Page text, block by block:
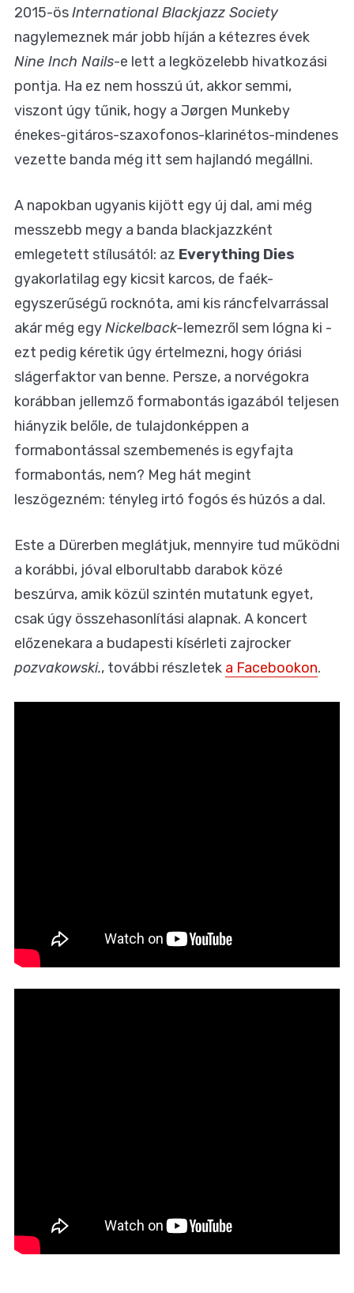
2015-ösInternational Blackjazz Society
nagylemeznek már jobb híján a kétezres évek
Nine Inch Nails-e lett a legközelebb hivatkozási
pontja. Ha ez nem hosszú út, akkor semmi,
viszont úgy tűnik, hogy a Jørgen Munkeby
énekes-gitáros-szaxofonos-klarinétos-mindenes
vezette banda még itt sem hajlandó megállni.
A napokban ugyanis kijött egy új dal, ami még
messzebb megy a banda blackjazzként
emlegetett stílusától: az Everything Dies
gyakorlatilag egy kicsit karcos, de faék-
egyszerűségű rocknóta, ami kis ráncfelvarrással
akár még egyNickelback-lemezről sem lógna ki -
ezt pedig kéretik úgy értelmezni, hogy óriási
slágerfaktor van benne. Persze, a norvégokra
korábban jellemző formabontás igazából teljesen
hiányzik belőle, de tulajdonképpen a
formabontással szembemenés is egyfajta
formabontás, nem? Meg hát megint
leszögezném: tényleg irtó fogós és húzós a dal.
Este a Dürerben meglátjuk, mennyire tud működni
a korábbi, jóval elborultabb darabok közé
beszúrva, amik közül szintén mutatunk egyet,
csak úgy összehasonlítási alapnak. A koncert
előzenekara a budapesti kísérleti zajrocker
pozvakowski., további részletek a Facebookon.